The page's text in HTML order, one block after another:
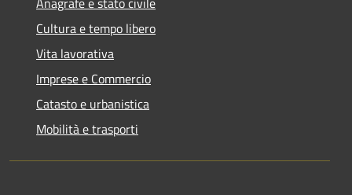
Cultura e tempo libero
Vita lavorativa
Imprese e Commercio
Catasto e urbanistica
Mobilità e trasporti